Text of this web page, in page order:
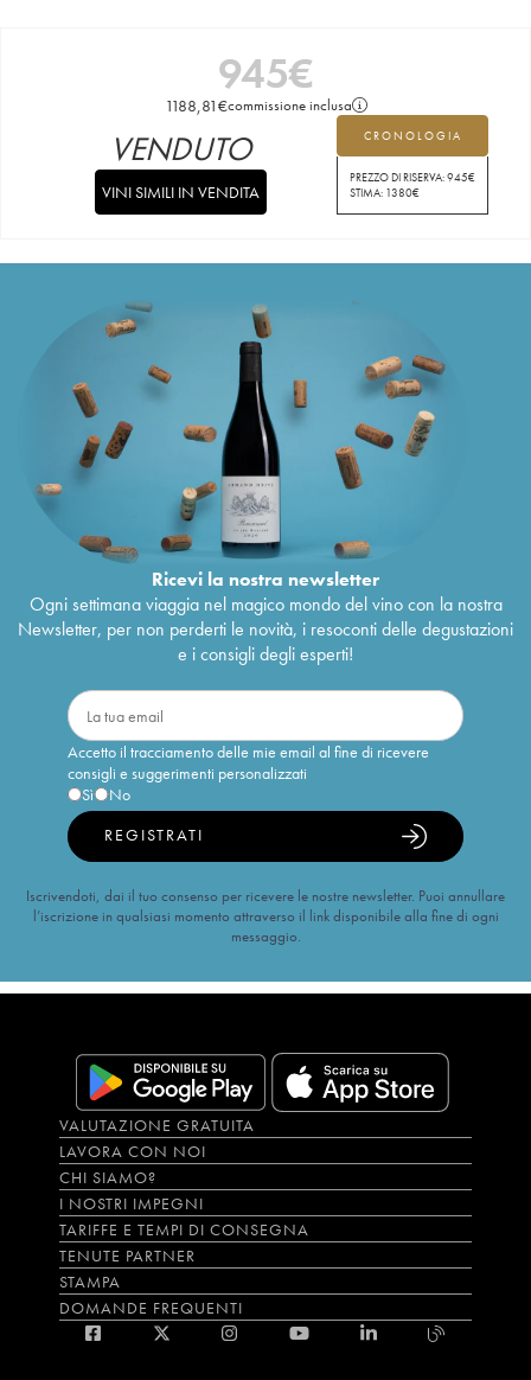
945€
1188,81€commissione inclusa
CRONOLOGIA
PREZZO DI RISERVA:945€
STIMA: 1380€
VENDUTO
VINI SIMILI IN VENDITA
Ricevi la nostra newsletter
Ogni settimana viaggia nel magico mondo del vino con la nostra
Newsletter, per non perderti le novità, i resoconti delle degustazioni
e i consigli degli esperti!
Accetto il tracciamento delle mie email al fine di ricevere
consigli e suggerimenti personalizzati
Sì
No
REGISTRATI
Iscrivendoti, dai il tuo consenso per ricevere le nostre newsletter. Puoi annullare
l’iscrizione in qualsiasi momento attraverso il link disponibile alla fine di ogni
messaggio.
VALUTAZIONE GRATUITA
LAVORA CON NOI
CHI SIAMO?
I NOSTRI IMPEGNI
TARIFFE E TEMPI DI CONSEGNA
TENUTE PARTNER
STAMPA
DOMANDE FREQUENTI